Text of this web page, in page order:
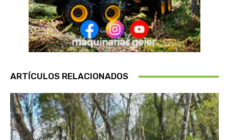
ARTÍCULOS RELACIONADOS